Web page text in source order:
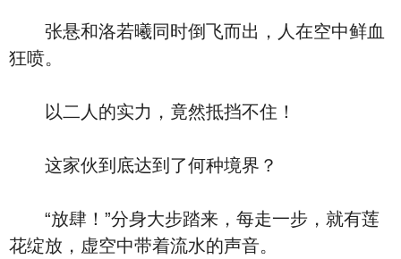
张悬和洛若曦同时倒飞而出，人在空中鲜血
狂喷。
以二人的实力，竟然抵挡不住！
这家伙到底达到了何种境界？
“放肆！”分身大步踏来，每走一步，就有莲
花绽放，虚空中带着流水的声音。